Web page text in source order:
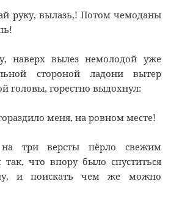
руку, вылазь,! Потом чемоданы
наверх вылез немолодой уже
стороной ладони вытер
головы, горестно выдохнул:
меня, на ровном месте!
три версты пёрло свежим
что впору было спуститься
и поискать чем же можно